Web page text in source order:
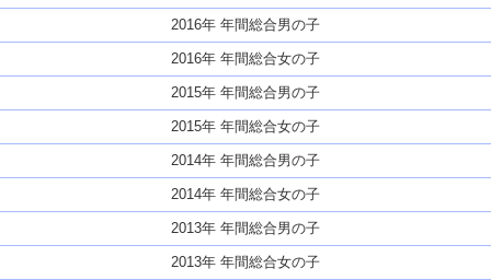
2016年 年間総合男の子
2016年 年間総合女の子
2015年 年間総合男の子
2015年 年間総合女の子
2014年 年間総合男の子
2014年 年間総合女の子
2013年 年間総合男の子
2013年 年間総合女の子